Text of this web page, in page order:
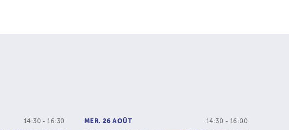
14:30 - 16:30 MER. 26 AOÛT 14:30 - 16:00